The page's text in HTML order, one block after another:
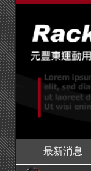
最新消息